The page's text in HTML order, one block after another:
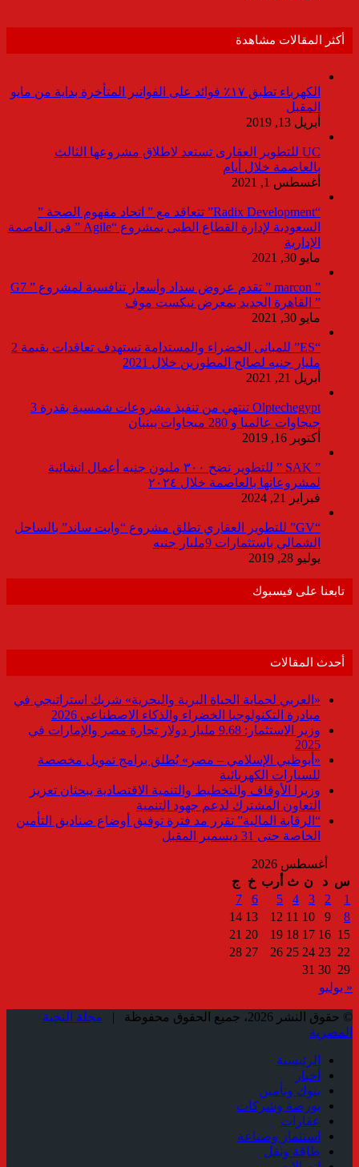
أكثر المقالات مشاهدة
الكهرباء تطبق ١٧٪ فوائد على الفواتير المتأخرة بداية من مايو
المقبل
أبريل 13, 2019
UC للتطوير العقارى تستعد لاطلاق مشروعها الثالث
بالعاصمة خلال أيام
أغسطس 1, 2021
“Radix Development” تتعاقد مع ” اتحاد مفهوم الصحة ”
السعودية لإدارة القطاع الطبى بمشروع “Agile ” فى العاصمة
الإدارية
مايو 30, 2021
” marcon ” تقدم عروض سداد وأسعار تنافسية لمشروع ” G7
” القاهرة الجديد بمعرض نيكست موف
مايو 30, 2021
“ES” للمبانى الخضراء والمستدامة تستهدف تعاقدات بقيمة 2
مليار جنيه لصالح المطورين خلال 2021
أبريل 21, 2021
Olptechegypt تنتهي من تنفيذ مشروعات شمسية بقدرة 3
جيجاوات عالميا و 280 ميجاوات ببنبان
أكتوبر 16, 2019
” SAK ” للتطوير تضخ ٣٠٠ مليون جنيه أعمال انشائية
لمشروعاتها بالعاصمة خلال ٢٠٢٤
فبراير 21, 2024
“GV” للتطوير العقاري تطلق مشروع “وايت ساند” بالساحل
الشمالي باستثمارات 9مليار جنيه
يوليو 28, 2019
تابعنا على فيسبوك
أحدث المقالات
«العربي لحماية الحياة البرية والبحرية» شريك استراتيجي في
مبادرة التكنولوجيا الخضراء والذكاء الاصطناعي 2026
وزير الاستثمار: 9.68 مليار دولار تجارة مصر والإمارات في
2025
«أبوظبي الإسلامي – مصر» يُطلق برامج تمويل مخصصة
للسيارات الكهربائية
وزيرا الأوقاف والتخطيط والتنمية الاقتصادية يبحثان تعزيز
التعاون المشترك لدعم جهود التنمية
“الرقابة المالية” تقرر مد فترة توفيق أوضاع صناديق التأمين
الخاصة حتى 31 ديسمبر المقبل
أغسطس 2026
س د ن ث أرب خ
ج
1
2
3
4
5
6
7
8
9
10
11
12
13
14
15
16
17
18
19
20
21
22
23
24
25
26
27
28
29
30
31
« يوليو
© حقوق النشر 2026، جميع الحقوق محفوظة |
مجلة النخبة
المصرية
الرئيسية
أخبار
بنوك وتأمين
بورصة وشركات
عقارات
استثمار وصناعة
طاقة ونقل